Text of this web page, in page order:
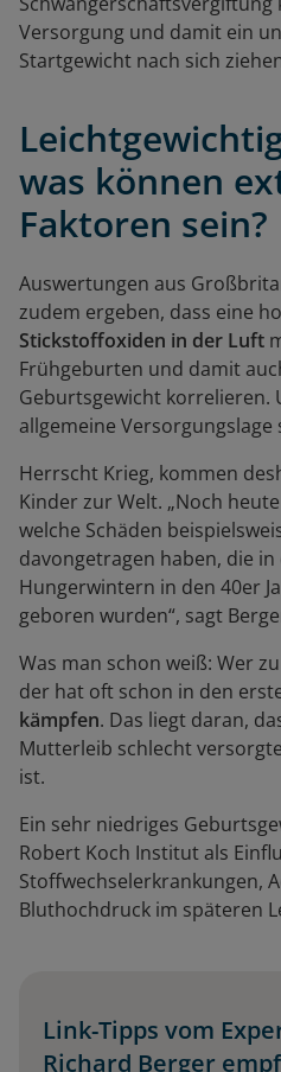
Versorgung und damit ein
Startgewicht nach sich
was können
Faktoren sein?
Auswertungen aus
zudem ergeben, dass eine
Stickstoffoxiden in der Luft
Frühgeburten und damit
Geburtsgewicht korrelieren.
allgemeine
Herrscht Krieg, kommen
Kinder zur Welt. „Noch
welche Schäden
davongetragen haben, die
Hungerwintern in den 40er
geboren wurden“, sagt
Was man schon weiß: Wer
der hat oft schon in den
kämpfen. Das liegt daran,
Mutterleib schlecht
ist.
Ein sehr niedriges
Robert Koch Institut als
Stoffwechselerkrankungen,
Bluthochdruck im späteren
Link-Tipps vom
Richard Berger